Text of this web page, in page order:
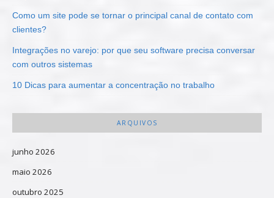
Como um site pode se tornar o principal canal de contato com
clientes?
Integrações no varejo: por que seu software precisa conversar
com outros sistemas
10 Dicas para aumentar a concentração no trabalho
ARQUIVOS
junho 2026
maio 2026
outubro 2025